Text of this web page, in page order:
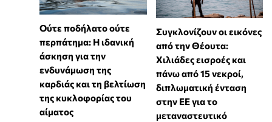
Ούτε ποδήλατο ούτε
περπάτημα: Η ιδανική
άσκηση για την
ενδυνάμωση της
καρδιάς και τη βελτίωση
της κυκλοφορίας του
αίματος
Συγκλονίζουν οι εικόνες
από την Θέουτα:
Χιλιάδες εισροές και
πάνω από 15 νεκροί,
διπλωματική ένταση
στην ΕΕ για το
μεταναστευτικό